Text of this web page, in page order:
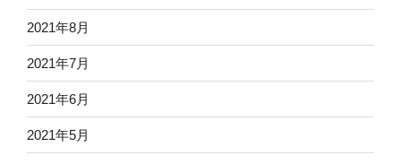
2021年8月
2021年7月
2021年6月
2021年5月